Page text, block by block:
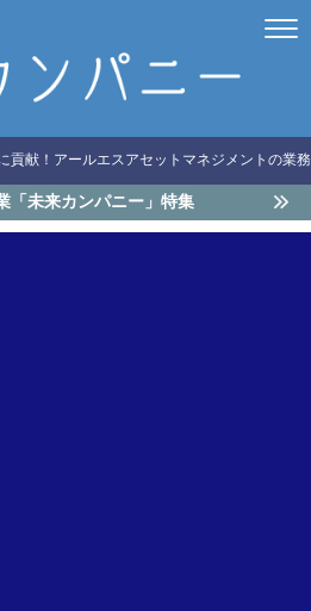
貢献！アールエスアセットマネジメントの業
「未来カンパニー」特集